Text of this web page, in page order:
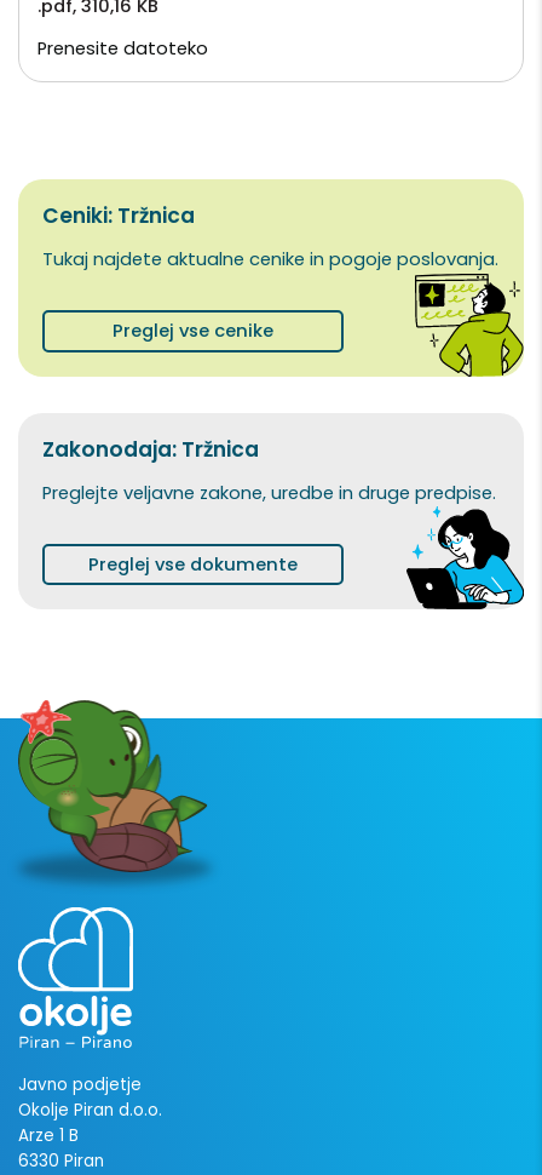
.pdf, 310,16 KB
Prenesite datoteko
Ceniki: Tržnica
Tukaj najdete aktualne cenike in pogoje poslovanja.
Preglej vse cenike
Zakonodaja: Tržnica
Preglejte veljavne zakone, uredbe in druge predpise.
Preglej vse dokumente
Javno podjetje
Okolje Piran d.o.o.
Arze 1 B
6330 Piran